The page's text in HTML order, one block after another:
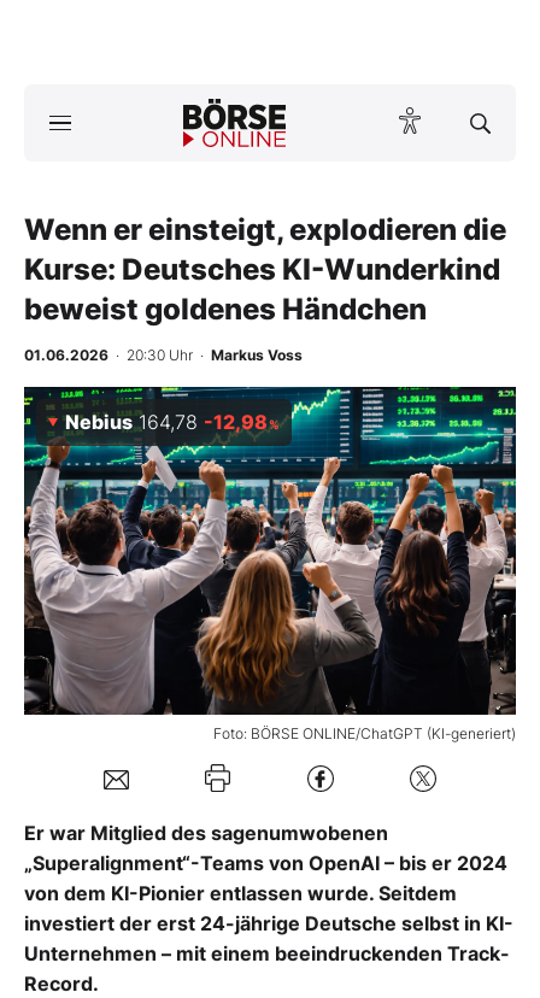
Anlageprodukte
Finanz-Check
Abo & Shop
BO-Musterdepots
Experten
Mein B:O
Mein Konto
Folgen Sie uns
Kontakt
Wenn er einsteigt, explodieren die
Kurse: Deutsches KI-Wunderkind
beweist goldenes Händchen
01.06.2026 · 20:30 Uhr · Markus Voss
Foto: BÖRSE ONLINE/ChatGPT (KI-generiert)
Nebius 164,78 -12,98%
Er war Mitglied des sagenumwobenen
„Superalignment“-Teams von OpenAI – bis er 2024
von dem KI-Pionier entlassen wurde. Seitdem
investiert der erst 24-jährige Deutsche selbst in KI-
Unternehmen – mit einem beeindruckenden Track-
Record.